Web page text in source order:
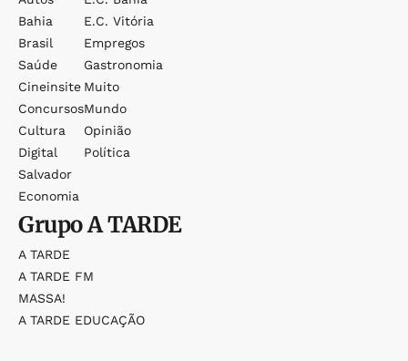
Bahia
Brasil
Saúde
Cineinsite
Concursos
Cultura
Digital
Salvador
Economia
E.c. Vitória
Empregos
Gastronomia
Muito
Mundo
Opinião
Política
GrupoA TARDE
A TARDE
A TARDE FM
MASSA!
A TARDE EDUCAÇÃO